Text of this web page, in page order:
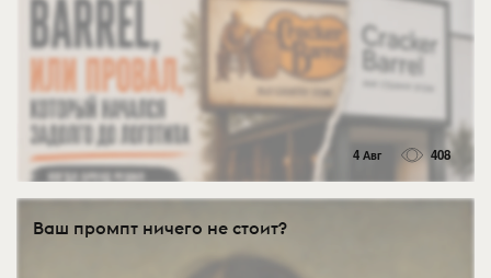
4 Авг 408
Ваш промпт ничего не стоит?